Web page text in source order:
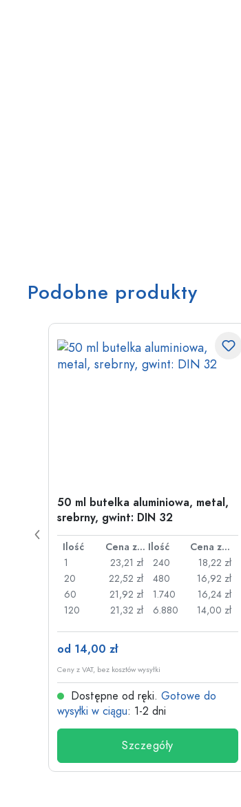
Podobne produkty
50 ml butelka aluminiowa, metal,
srebrny, gwint: DIN 32
Ilość Cena za sztukę Ilość
Cena za sztukę
1
23,21 zł
20
22,52 zł
60
21,92 zł
120
21,32 zł
240
18,22 zł
480
16,92 zł
1.740
16,24 zł
6.880
14,00 zł
od 14,00 zł
Ceny z VAT, bez kosztów wysyłki
Dostępne od ręki. Gotowe do
wysyłki w ciągu: 1-2 dni
Szczegóły